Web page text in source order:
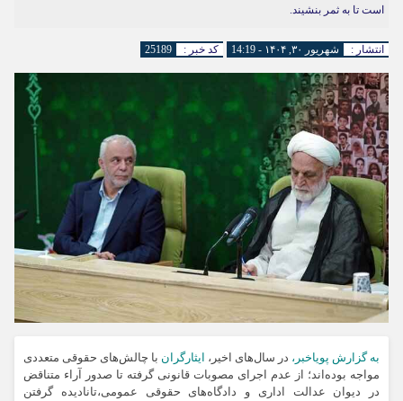
است تا به ثمر بنشیند.
انتشار : شهریور ۳۰, ۱۴۰۴ - 14:19 کد خبر : 25189
به گزارش پویاخبر، در سال‌های اخیر، ایثارگران با چالش‌های حقوقی متعددی
مواجه بوده‌اند؛ از عدم اجرای مصوبات قانونی گرفته تا صدور آراء متناقض
در دیوان عدالت اداری و دادگاه‌های حقوقی عمومی،تانادیده گرفتن